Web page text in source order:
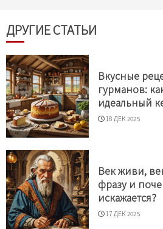
ДРУГИЕ СТАТЬИ
Вкусные
гурманов:
идеальный
18 ДЕК 2025
Век живи,
фразу и
искажается?
17 ДЕК 2025